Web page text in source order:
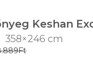
Keshan
358×246 cm